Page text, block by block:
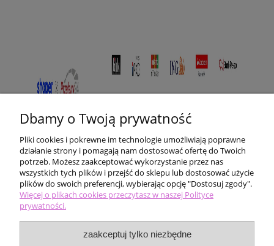
Pomoc
Moje konto
Dbamy o Twoją prywatność
Pliki cookies i pokrewne im technologie umożliwiają poprawne
działanie strony i pomagają nam dostosować ofertę do Twoich
potrzeb. Możesz zaakceptować wykorzystanie przez nas
wszystkich tych plików i przejść do sklepu lub dostosować użycie
plików do swoich preferencji, wybierając opcję "Dostosuj zgody".
Więcej o plikach cookies przeczytasz w naszej Polityce
prywatności.
zaakceptuj tylko niezbędne